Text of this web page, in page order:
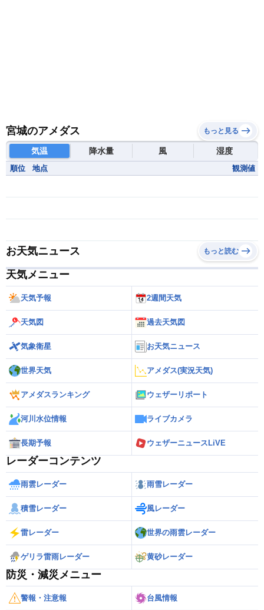
宮城のアメダス もっと見る
気温 降水量 風 湿度
順位 地点 観測値
お天気ニュース もっと読む
天気メニュー
天気予報 2週間天気
天気図 過去天気図
気象衛星 お天気ニュース
世界天気 アメダス(実況天気)
アメダスランキング ウェザーリポート
河川水位情報 ライブカメラ
長期予報 ウェザーニュースLiVE
レーダーコンテンツ
雨雲レーダー 雨雪レーダー
積雪レーダー 風レーダー
雷レーダー 世界の雨雲レーダー
ゲリラ雷雨レーダー 黄砂レーダー
防災・減災メニュー
警報・注意報 台風情報